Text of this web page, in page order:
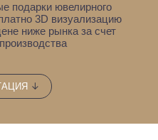
подарки ювелирного
3D визуализацию
ниже рынка за счет
↓